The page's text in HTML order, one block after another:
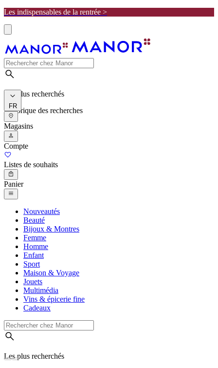
Les indispensables de la rentrée >
Les plus recherchés
Historique des recherches
FR
Magasins
Compte
Listes de souhaits
Panier
Nouveautés
Beauté
Bijoux & Montres
Femme
Homme
Enfant
Sport
Maison & Voyage
Jouets
Multimédia
Vins & épicerie fine
Cadeaux
Les plus recherchés